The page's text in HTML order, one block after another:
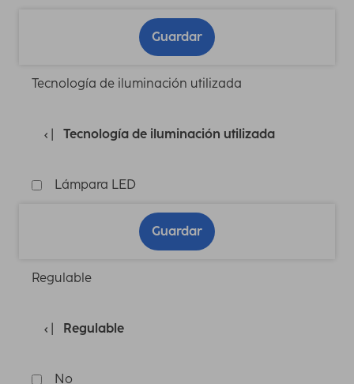
Guardar
Tecnología de iluminación utilizada
Tecnología de iluminación utilizada
Lámpara LED
Guardar
Regulable
Regulable
No